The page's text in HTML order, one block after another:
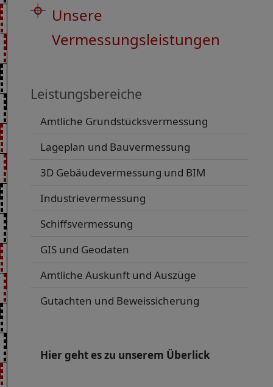
Unsere
Vermessungsleistungen
Leistungsbereiche
Amtliche Grundstücksvermessung
Lageplan und Bauvermessung
3D Gebäudevermessung und BIM
Industrievermessung
Schiffsvermessung
GIS und Geodaten
Amtliche Auskunft und Auszüge
Gutachten und Beweissicherung
Hier geht es zu unserem Überlick